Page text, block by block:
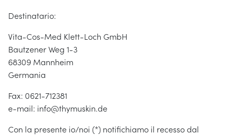
Destinatario:
Vita-Cos-Med Klett-Loch GmbH
Bautzener Weg 1-3
68309 Mannheim
Germania
Fax: 0621-712381
e-mail: info@thymuskin.de
Con la presente io/noi (*) notifichiamo il recesso dal